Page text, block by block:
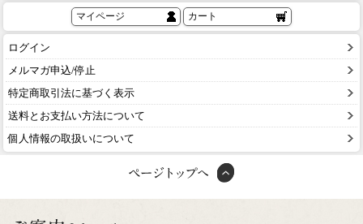
マイページ カート
ログイン
メルマガ申込/停止
特定商取引法に基づく表示
送料とお支払い方法について
個人情報の取扱いについて